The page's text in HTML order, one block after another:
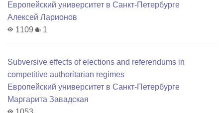
Европейский университет в Санкт-Петербурге
Алексей Ларионов
1109
1
Subversive effects of elections and referendums in
competitive authoritarian regimes
Европейский университет в Санкт-Петербурге
Маргарита Завадская